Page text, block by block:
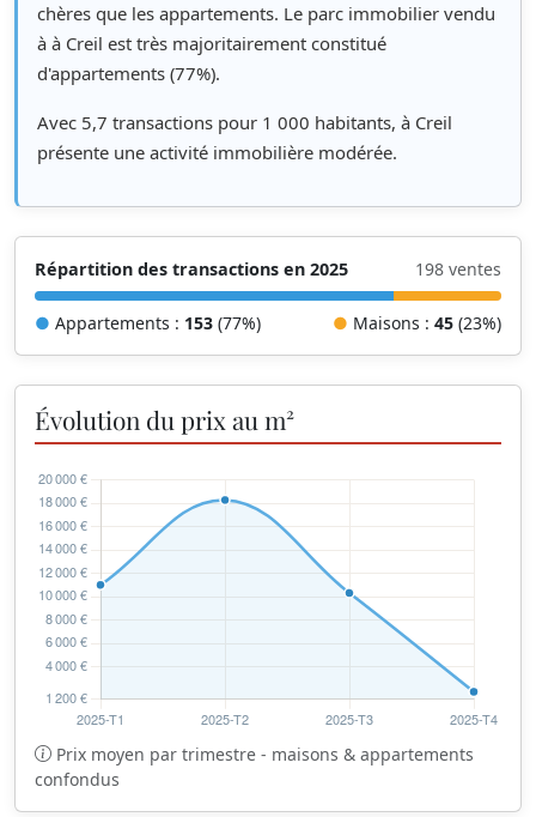
chères que les appartements. Le parc immobilier vendu
à à Creil est très majoritairement constitué
d'appartements (77%).
Avec 5,7 transactions pour 1 000 habitants, à Creil
présente une activité immobilière modérée.
Répartition des transactions en 2025 198 ventes
● Appartements : 153 (77%) ● Maisons : 45 (23%)
Évolution du prix au m²
Prix moyen par trimestre - maisons & appartements
confondus